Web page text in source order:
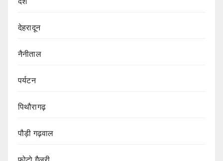
देहरादून
नैनीताल
पर्यटन
पिथौरागढ़
पौड़ी गढ़वाल